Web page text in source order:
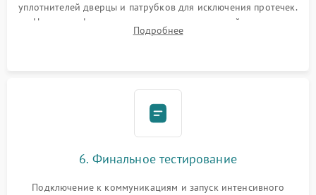
уплотнителей дверцы и патрубков для исключения протечек.
Надежная фиксация хомутов гидравлической системы,
сборка корпуса и установка датчика поплавка.
Подробнее
6. Финальное тестирование
Подключение к коммуникациям и запуск интенсивного